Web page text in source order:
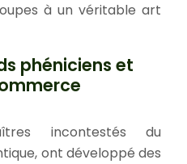
à un véritable art
phéniciens et
incontestés du
ont développé des